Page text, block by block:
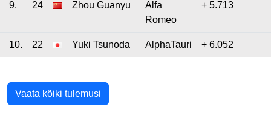
9. 24 Zhou Guanyu
Alfa
Romeo
+ 5.713
10. 22 Yuki Tsunoda AlphaTauri + 6.052
Vaata kõiki tulemusi